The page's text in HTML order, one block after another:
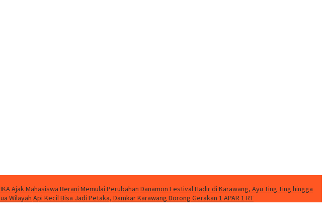
Ajak Mahasiswa Berani Memulai Perubahan Danamon Festival Hadir di Karawang, Ayu Ting Ting hingga
Wilayah Api Kecil Bisa Jadi Petaka, Damkar Karawang Dorong Gerakan 1 APAR 1 RT